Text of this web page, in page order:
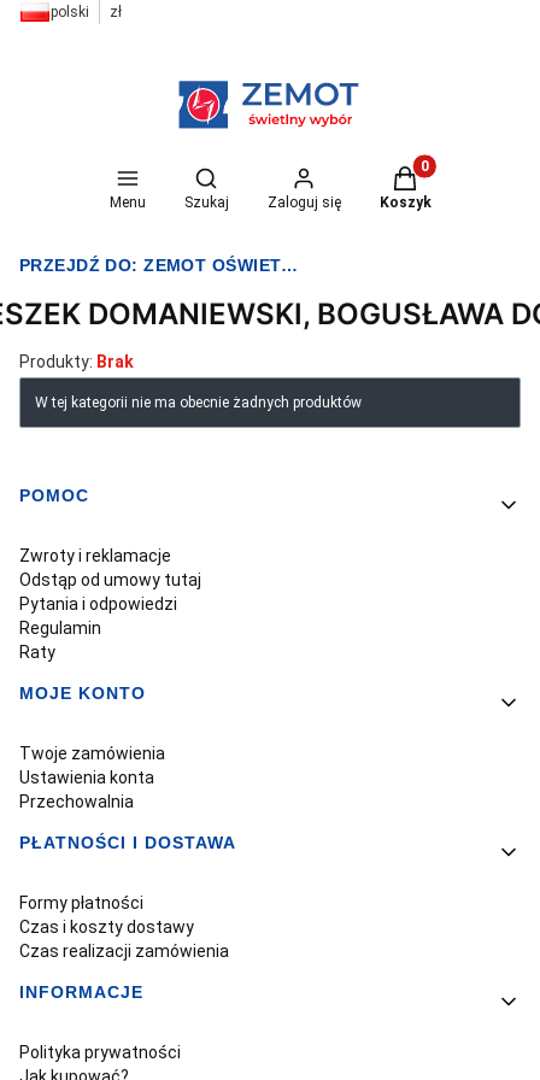
polski zł
Menu
Otwórz wyszukiwarkę
Szukaj Zaloguj się
Produkty w
Koszyk
PRZEJDŹ DO:ZEMOT OŚWIETLENIE I ELEKTRYKA
DOMANIEWSKI, BOGUSŁAWA
Produkty: Brak
Lista produktów
W tej kategorii nie ma obecnie żadnych produktów
Linki w stopce
POMOC
Zwroty i reklamacje
Odstąp od umowy tutaj
Pytania i odpowiedzi
Regulamin
Raty
MOJE KONTO
Twoje zamówienia
Ustawienia konta
Przechowalnia
PŁATNOŚCI I DOSTAWA
Formy płatności
Czas i koszty dostawy
Czas realizacji zamówienia
INFORMACJE
Polityka prywatności